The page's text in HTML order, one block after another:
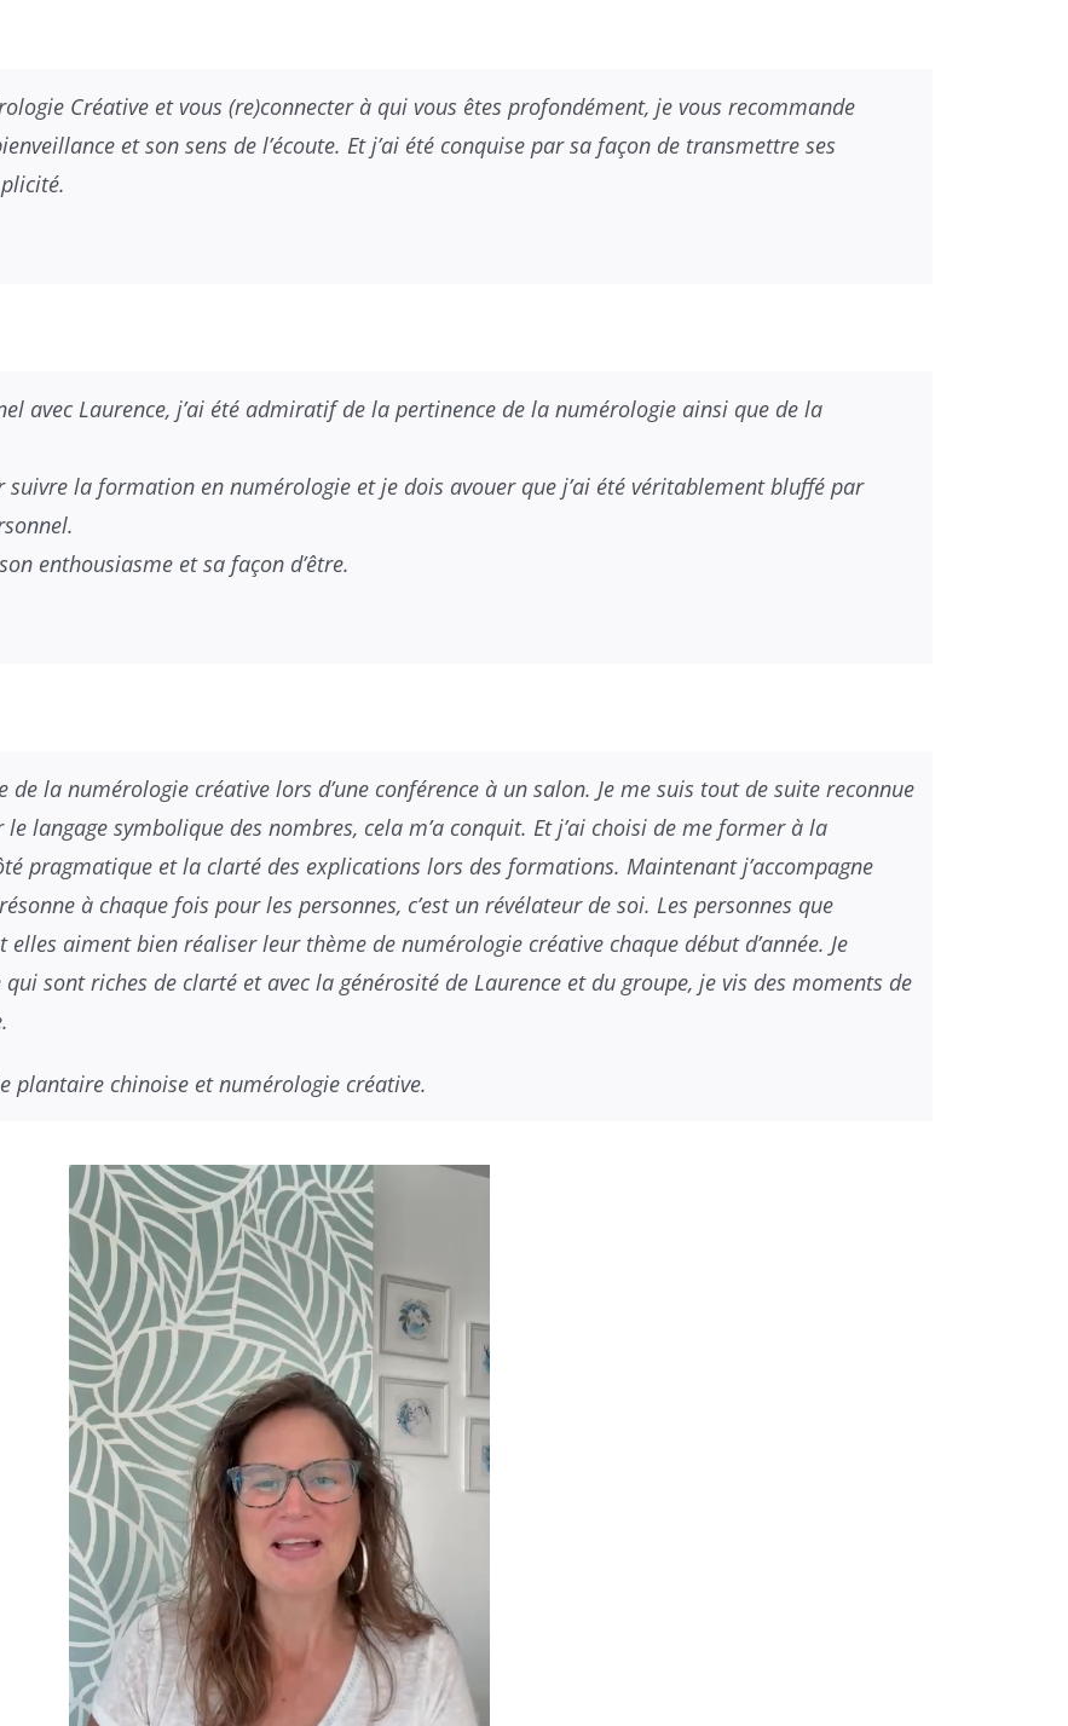
Créative et vous (re)connecter à qui vous êtes profondément, je vous recommande
et son sens de l’écoute. Et j’ai été conquise par sa façon de transmettre ses
avec Laurence, j’ai été admiratif de la pertinence de la numérologie ainsi que de la
suivre la formation en numérologie et je dois avouer que j’ai été véritablement bluffé par
enthousiasme et sa façon d’être.
de la numérologie créative lors d’une conférence à un salon. Je me suis tout de suite reconnue
langage symbolique des nombres, cela m’a conquit. Et j’ai choisi de me former à la
pragmatique et la clarté des explications lors des formations. Maintenant j’accompagne
à chaque fois pour les personnes, c’est un révélateur de soi. Les personnes que
elles aiment bien réaliser leur thème de numérologie créative chaque début d’année. Je
sont riches de clarté et avec la générosité de Laurence et du groupe, je vis des moments de
plantaire chinoise et numérologie créative.